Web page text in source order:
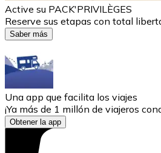
Active su PACK'PRIVILÈGES
Reserve sus etapas con total
Saber más
Una app que facilita los viajes
¡Ya más de 1 millón de viajeros
Obtener la app